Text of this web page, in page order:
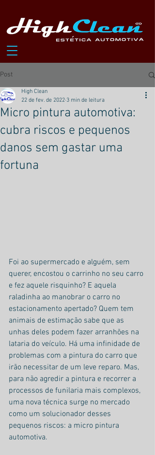
Post
Micro pintura automotiva:
cubra riscos e pequenos
danos sem gastar uma
fortuna
High Clean
22 de fev. de 2022 3 min de leitura
Foi ao supermercado e alguém, sem
querer, encostou o carrinho no seu carro
e fez aquele risquinho? E aquela
raladinha ao manobrar o carro no
estacionamento apertado? Quem tem
animais de estimação sabe que as
unhas deles podem fazer arranhões na
lataria do veículo. Há uma infinidade de
problemas com a pintura do carro que
irão necessitar de um leve reparo. Mas,
para não agredir a pintura e recorrer a
processos de funilaria mais complexos,
uma nova técnica surge no mercado
como um solucionador desses
pequenos riscos: a micro pintura
automotiva.